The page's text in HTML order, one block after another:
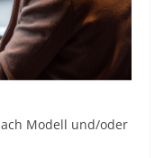
Modell und/oder